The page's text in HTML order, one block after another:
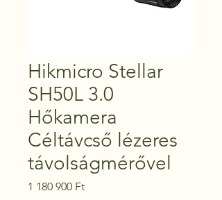
Hikmicro Stellar
SH50L 3.0
Hőkamera
Céltávcső lézeres
távolságmérővel
1 180 900 FtÁr